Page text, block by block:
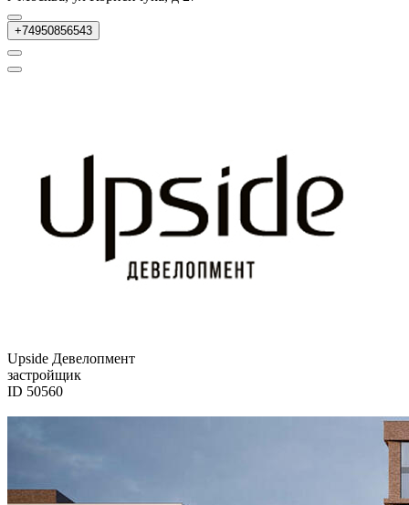
+74950856543
Upside Девелопмент
застройщик
ID 50560